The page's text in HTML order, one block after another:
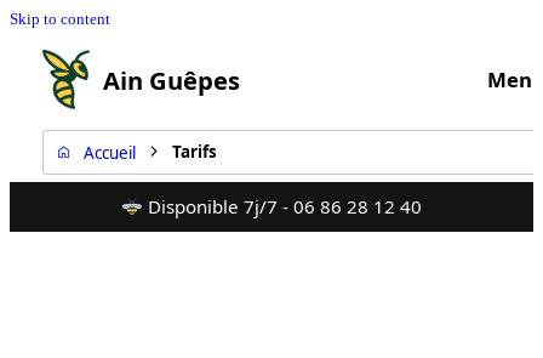
Skip to content
Ain Guêpes
Accueil Tarifs
Disponible 7j/7 - 06 86 28 12 40